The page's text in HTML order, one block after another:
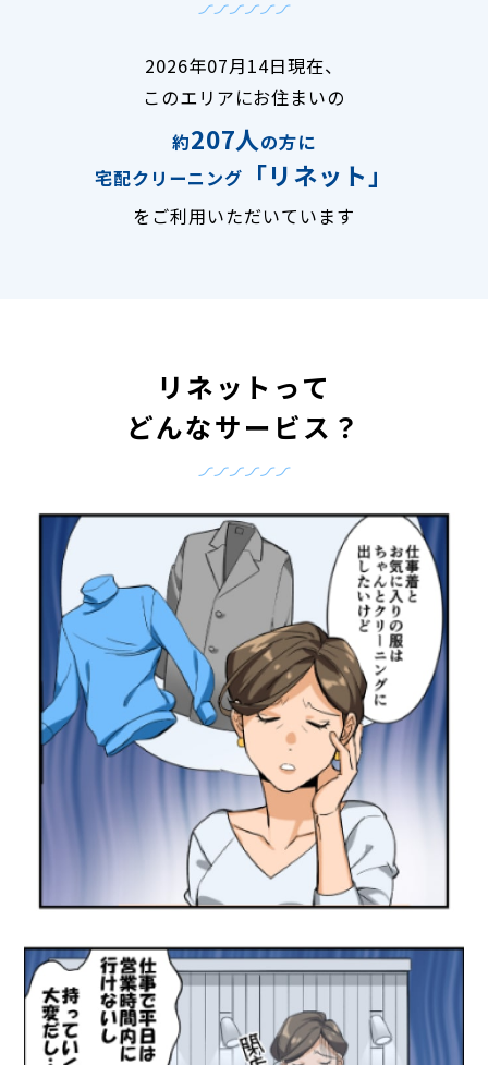
2026年07月14日現在、
このエリアにお住まいの
約207人の方に
宅配クリーニング
「リネット」
をご利用いただいています
リネットって
どんなサービス？